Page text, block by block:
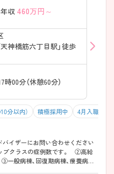
年収 460万円～
神橋筋六丁目駅」徒歩
00分（休憩60分）
分以内） 積極採用中 4月入職可
バイザーにお問い合わせください
プクラスの症例数です。 ②高給
一般病棟、回復期病棟、療養病棟